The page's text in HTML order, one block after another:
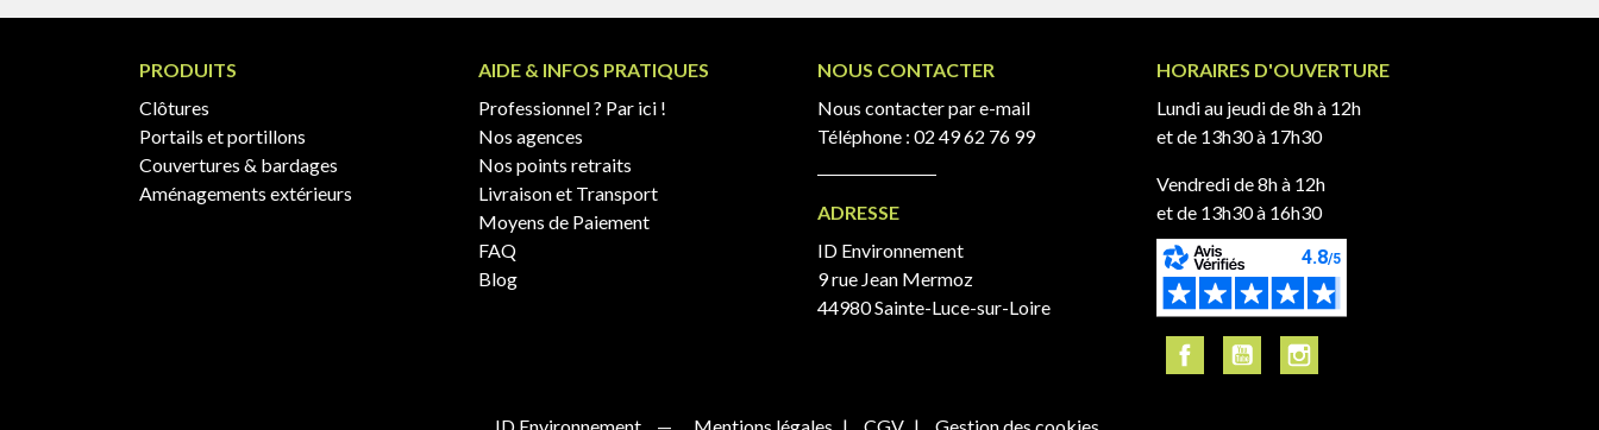
PRODUITS
Clôtures
Portails et portillons
Couvertures & bardages
Aménagements extérieurs
AIDE & INFOS PRATIQUES
Professionnel ? Par ici !
Nos agences
Nos points retraits
Livraison et Transport
Moyens de Paiement
FAQ
Blog
NOUS CONTACTER
Nous contacter par e-mail
Téléphone : 02 49 62 76 99
ADRESSE
ID Environnement
9 rue Jean Mermoz
44980 Sainte-Luce-sur-Loire
HORAIRES D'OUVERTURE
Lundi au jeudi de 8h à 12h
et de 13h30 à 17h30
Vendredi de 8h à 12h
et de 13h30 à 16h30